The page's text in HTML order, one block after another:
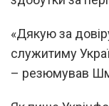
«Дякую за
служитиму
– резюмував